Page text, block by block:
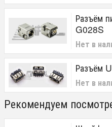
Разъём
G028S
Нет в
Разъём
Нет в
Рекомендуем